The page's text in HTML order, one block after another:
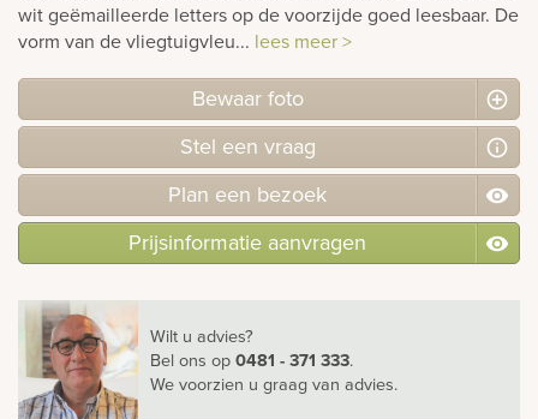
wit geëmailleerde letters op de voorzijde goed leesbaar. De
vorm van de vliegtuigvleu... lees meer >
Bewaar foto
Stel een vraag
Plan een bezoek
Prijsinformatie aanvragen
Wilt u advies?
Bel ons op0481 - 371 333.
We voorzien u graag van advies.